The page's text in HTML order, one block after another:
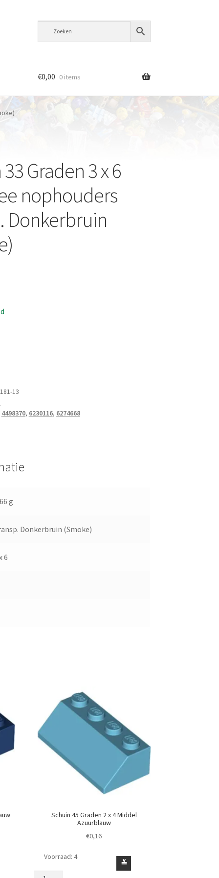
€0,00 0 items
Graden 3 x 6
nophouders
Donkerbruin
13
4498370, 6230116, 6274668
g
Donkerbruin (Smoke)
6
Schuin 45 Graden 2 x 4 Middel
Azuurblauw
€0,16
Schuin
45
≚
Voorraad: 4